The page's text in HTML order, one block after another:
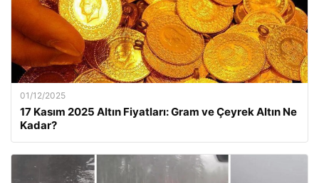
01/12/2025
17 Kasım 2025 Altın Fiyatları: Gram ve Çeyrek Altın Ne
Kadar?